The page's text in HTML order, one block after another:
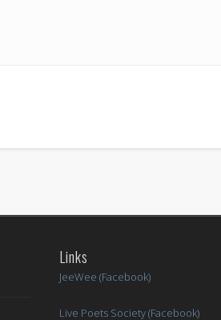
Links
JeeWee (Facebook)
Live Poets Society (Facebook)